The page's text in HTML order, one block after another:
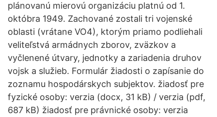
plánovanú mierovú organizáciu platnú od 1.
októbra 1949. Zachované zostali tri vojenské
oblasti (vrátane VO4), ktorým priamo podliehali
veliteľstvá armádnych zborov, zväzkov a
vyčlenené útvary, jednotky a zariadenia druhov
vojsk a služieb. Formulár žiadosti o zapísanie do
zoznamu hospodárskych subjektov. žiadosť pre
fyzické osoby: verzia (docx, 31 kB) / verzia (pdf,
687 kB) žiadosť pre právnické osoby: verzia